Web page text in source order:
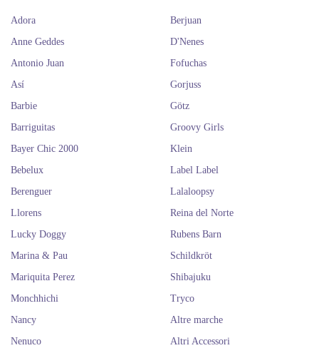
Adora
Anne Geddes
Antonio Juan
Así
Barbie
Barriguitas
Bayer Chic 2000
Bebelux
Berenguer
Berjuan
D'Nenes
Fofuchas
Gorjuss
Götz
Groovy Girls
Klein
Label Label
Lalaloopsy
Llorens
Lucky Doggy
Marina & Pau
Mariquita Perez
Monchhichi
Nancy
Nenuco
Reina del Norte
Rubens Barn
Schildkröt
Shibajuku
Tryco
Altre marche
Altri Accessori